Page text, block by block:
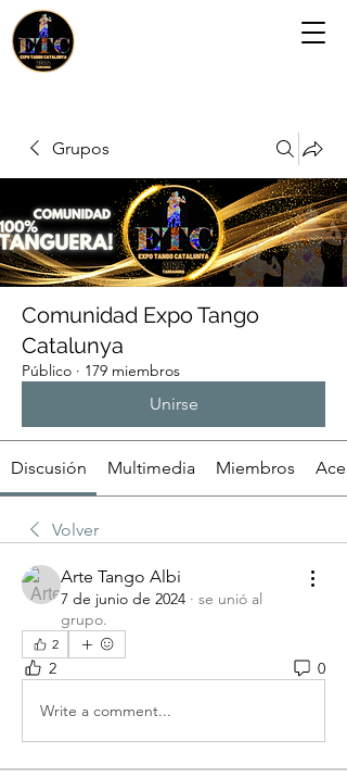
Grupos
Comunidad Expo Tango
Catalunya
Público · 179 miembros
Unirse
Discusión Multimedia Miembros
Volver
Arte Tango Albi
7 de junio de 2024 · se unió al
grupo.
2
2 0
Write a comment...